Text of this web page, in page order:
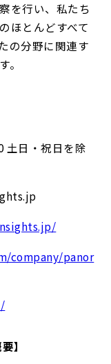
を行い、私たち
ほとんどすべて
の分野に関連す
。
土日・祝日を除
company/panor
】